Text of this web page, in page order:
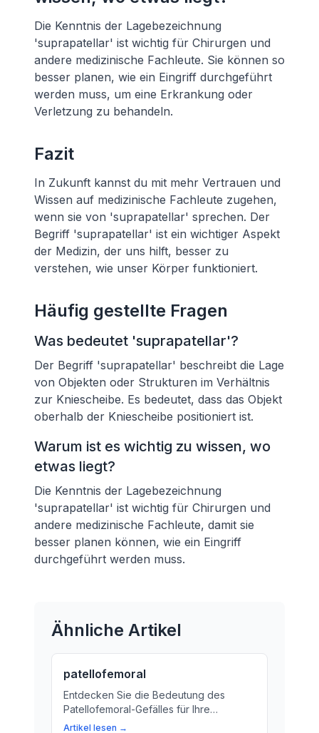
Die Kenntnis der Lagebezeichnung
'suprapatellar' ist wichtig für Chirurgen und
andere medizinische Fachleute. Sie können so
besser planen, wie ein Eingriff durchgeführt
werden muss, um eine Erkrankung oder
Verletzung zu behandeln.
Fazit
In Zukunft kannst du mit mehr Vertrauen und
Wissen auf medizinische Fachleute zugehen,
wenn sie von 'suprapatellar' sprechen. Der
Begriff 'suprapatellar' ist ein wichtiger Aspekt
der Medizin, der uns hilft, besser zu
verstehen, wie unser Körper funktioniert.
Häufig gestellte Fragen
Was bedeutet 'suprapatellar'?
Der Begriff 'suprapatellar' beschreibt die Lage
von Objekten oder Strukturen im Verhältnis
zur Kniescheibe. Es bedeutet, dass das Objekt
oberhalb der Kniescheibe positioniert ist.
Warum ist es wichtig zu wissen, wo
etwas liegt?
Die Kenntnis der Lagebezeichnung
'suprapatellar' ist wichtig für Chirurgen und
andere medizinische Fachleute, damit sie
besser planen können, wie ein Eingriff
durchgeführt werden muss.
Ähnliche Artikel
patellofemoral
Entdecken Sie die Bedeutung des
Patellofemoral-Gefälles für Ihre
Kniegelenke. Lernen Sie, wie sich
Artikel lesen →